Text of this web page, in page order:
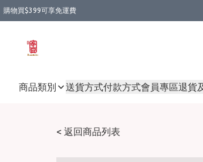
購物買$399可享免運費
商品類別 送貨方式付款方式會員專區退貨
< 返回商品列表